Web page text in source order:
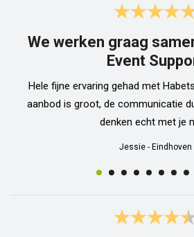
We werken graag
Event
Hele fijne ervaring gehad met
aanbod is groot, de communicatie
denken echt met je
Jessie - Eindhoven